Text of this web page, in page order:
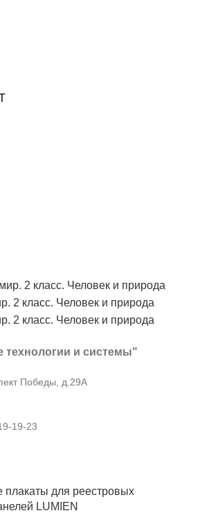
и системы"
Победы, д.29А
19-23
плакаты для реестровых
LUMIEN